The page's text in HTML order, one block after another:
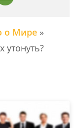
о Мире »
утонуть?